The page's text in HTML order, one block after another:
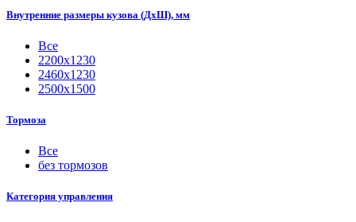
Внутренние размеры кузова (ДхШ), мм
Все
2200х1230
2460х1230
2500х1500
Тормоза
Все
без тормозов
Категория управления